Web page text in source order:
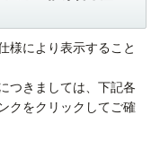
様により表示すること
つきましては、下記各
クをクリックしてご確